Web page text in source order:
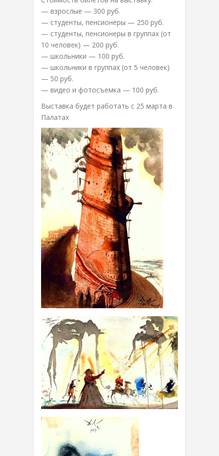
— взрослые — 300 руб.
— студенты, пенсионеры — 250 руб.
— студенты, пенсионеры в группах (от
10 человек) — 200 руб.
— школьники — 100 руб.
— школьники в группах (от 5 человек)
— 50 руб.
— видео и фотосъемка — 100 руб.
Выставка будет работать с 25 марта в
Палатах